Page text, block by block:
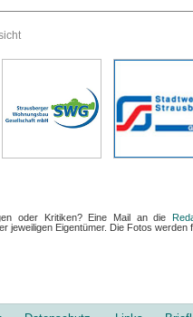
oder Kritiken? Eine Mail an die
jeweiligen Eigentümer. Die Fotos werden